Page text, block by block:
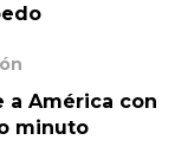
a América con
minuto